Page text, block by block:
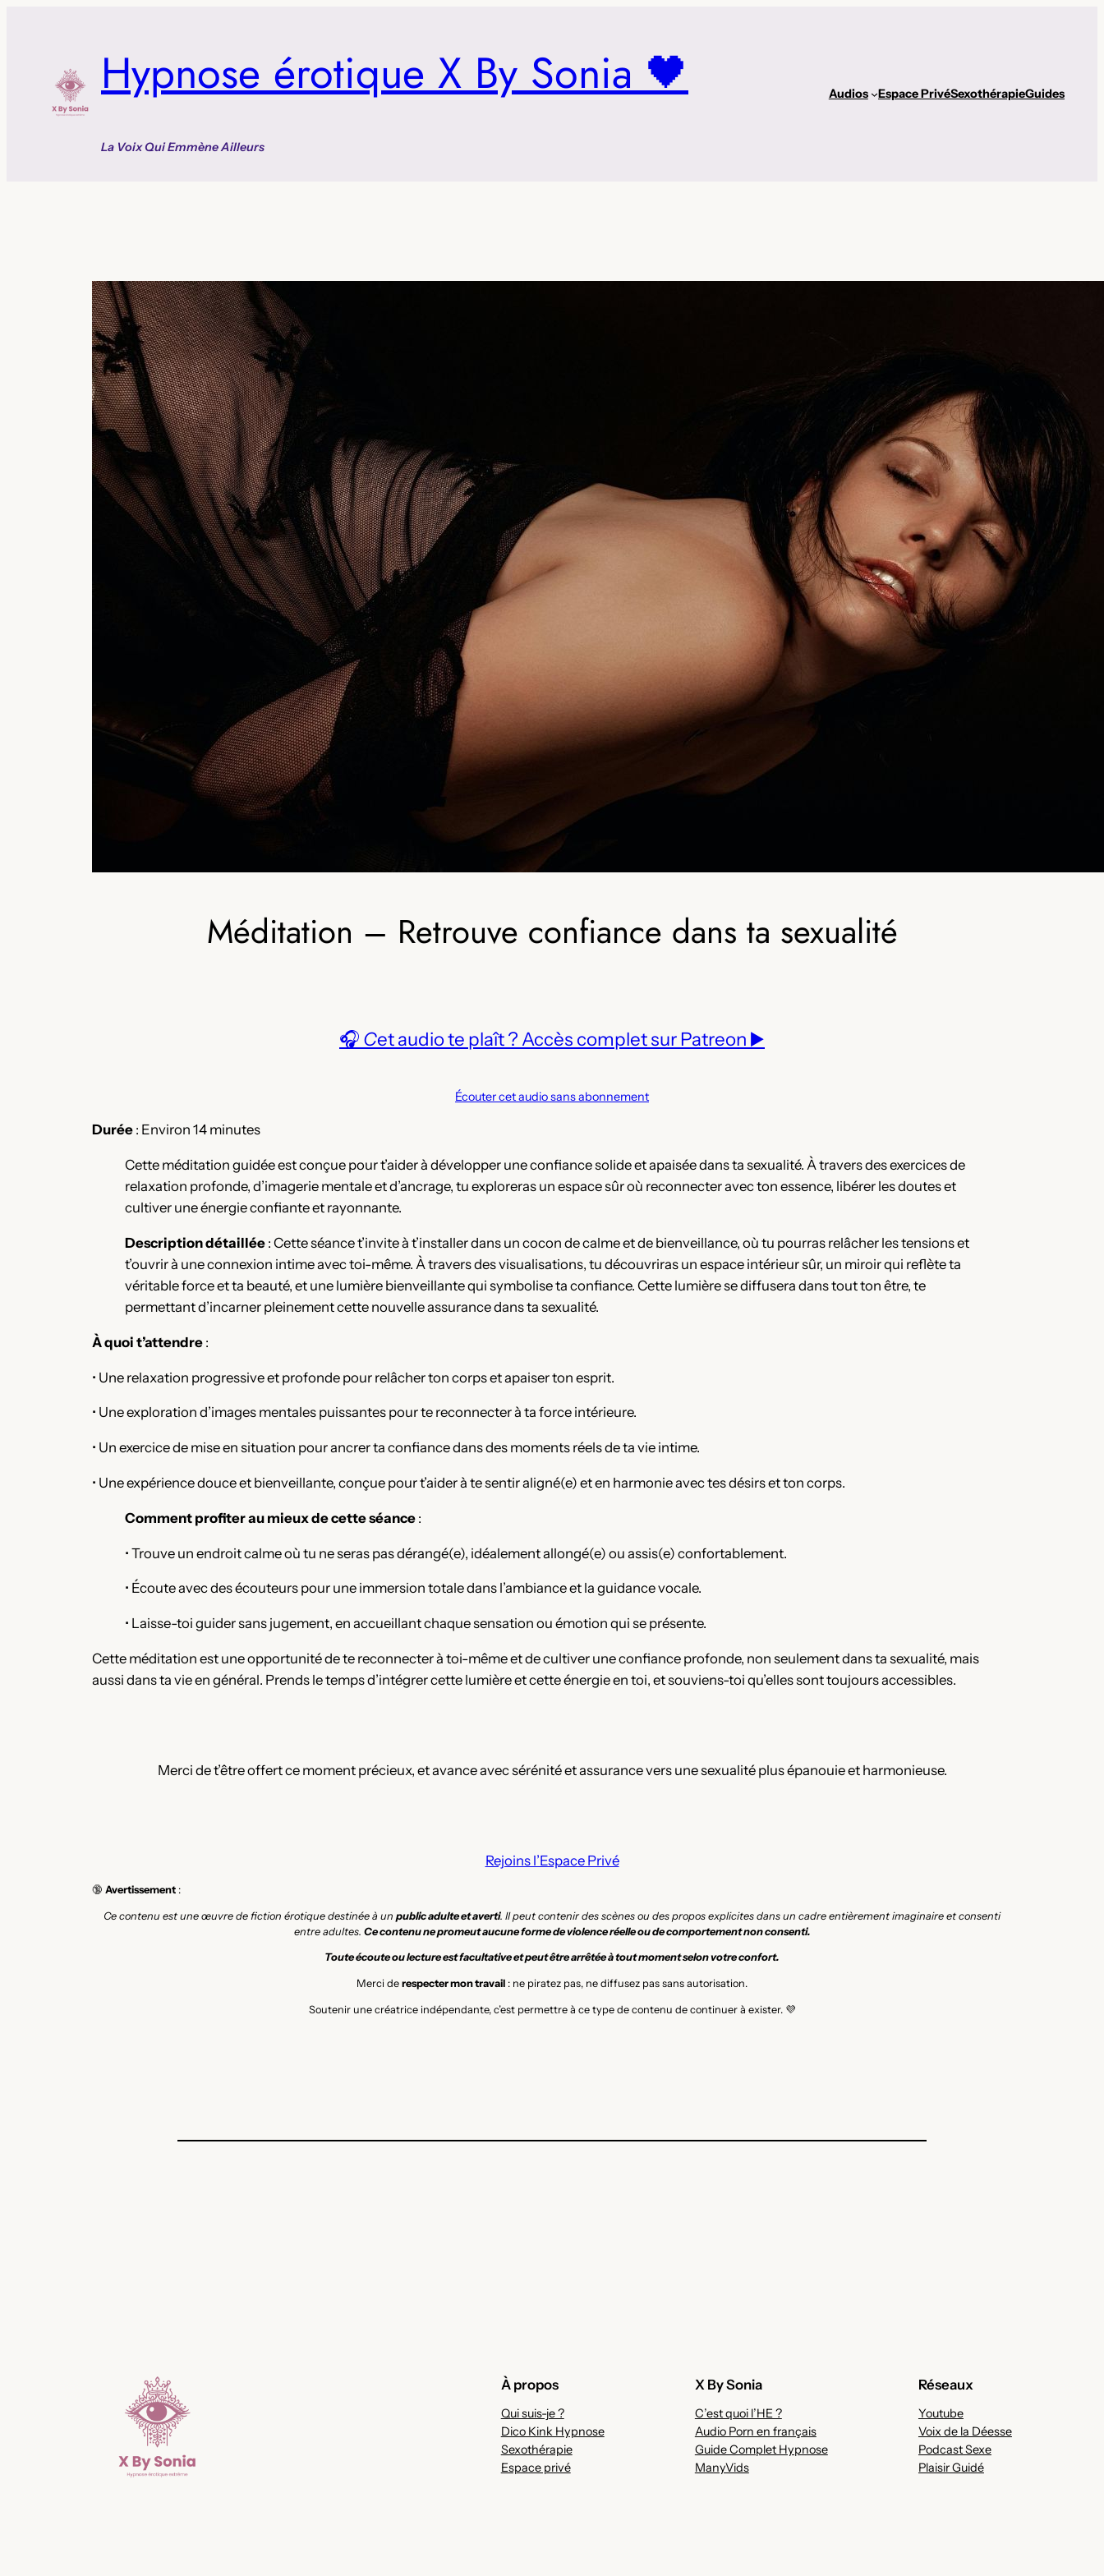
Hypnose érotique X By Sonia 🖤
La Voix Qui Emmène Ailleurs
Audios Espace PrivéSexothérapieGuides
Méditation – Retrouve confiance dans ta sexualité
🎧 Cet audio te plaît ? Accès complet sur Patreon ▶️
Écouter cet audio sans abonnement
Durée : Environ 14 minutes
Cette méditation guidée est conçue pour t’aider à développer une confiance solide et apaisée dans ta sexualité. À travers des exercices de
relaxation profonde, d’imagerie mentale et d’ancrage, tu exploreras un espace sûr où reconnecter avec ton essence, libérer les doutes et
cultiver une énergie confiante et rayonnante.
Description détaillée : Cette séance t’invite à t’installer dans un cocon de calme et de bienveillance, où tu pourras relâcher les tensions et
t’ouvrir à une connexion intime avec toi-même. À travers des visualisations, tu découvriras un espace intérieur sûr, un miroir qui reflète ta
véritable force et ta beauté, et une lumière bienveillante qui symbolise ta confiance. Cette lumière se diffusera dans tout ton être, te
permettant d’incarner pleinement cette nouvelle assurance dans ta sexualité.
À quoi t’attendre :
• Une relaxation progressive et profonde pour relâcher ton corps et apaiser ton esprit.
• Une exploration d’images mentales puissantes pour te reconnecter à ta force intérieure.
• Un exercice de mise en situation pour ancrer ta confiance dans des moments réels de ta vie intime.
• Une expérience douce et bienveillante, conçue pour t’aider à te sentir aligné(e) et en harmonie avec tes désirs et ton corps.
Comment profiter au mieux de cette séance :
• Trouve un endroit calme où tu ne seras pas dérangé(e), idéalement allongé(e) ou assis(e) confortablement.
• Écoute avec des écouteurs pour une immersion totale dans l’ambiance et la guidance vocale.
• Laisse-toi guider sans jugement, en accueillant chaque sensation ou émotion qui se présente.
Cette méditation est une opportunité de te reconnecter à toi-même et de cultiver une confiance profonde, non seulement dans ta sexualité, mais
aussi dans ta vie en général. Prends le temps d’intégrer cette lumière et cette énergie en toi, et souviens-toi qu’elles sont toujours accessibles.
Merci de t’être offert ce moment précieux, et avance avec sérénité et assurance vers une sexualité plus épanouie et harmonieuse.
Rejoins l’Espace Privé
🔞 Avertissement :
Ce contenu est une œuvre de fiction érotique destinée à un public adulte et averti. Il peut contenir des scènes ou des propos explicites dans un cadre entièrement imaginaire et consenti
entre adultes. Ce contenu ne promeut aucune forme de violence réelle ou de comportement non consenti.
Toute écoute ou lecture est facultative et peut être arrêtée à tout moment selon votre confort.
Merci de respecter mon travail : ne piratez pas, ne diffusez pas sans autorisation.
Soutenir une créatrice indépendante, c’est permettre à ce type de contenu de continuer à exister. 💜
À propos
Qui suis-je ?
Dico Kink Hypnose
Sexothérapie
Espace privé
X By Sonia
C’est quoi l’HE ?
Audio Porn en français
Guide Complet Hypnose
ManyVids
Réseaux
Youtube
Voix de la Déesse
Podcast Sexe
Plaisir Guidé